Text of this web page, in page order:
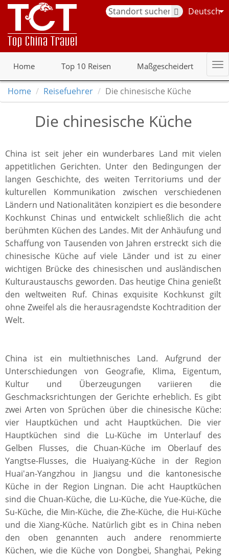
Deutsch
Home Top 10 Reisen Maßgescheidert
Home Reisefuehrer Die chinesische Küche
Die chinesische Küche
China ist seit jeher ein wunderbares Land mit vielen
appetitlichen Gerichten. Unter den Bedingungen der
langen Geschichte, des weiten Territoriums und der
kulturellen Kommunikation zwischen verschiedenen
Ländern und Nationalitäten konzipiert es die besondere
Kochkunst Chinas und entwickelt schließlich die acht
berühmten Küchen des Landes. Mit der Anhäufung und
Schaffung von Tausenden von Jahren erstreckt sich die
chinesische Küche auf viele Länder und ist zu einer
wichtigen Brücke des chinesischen und ausländischen
Kulturaustauschs geworden. Das heutige China genießt
den weltweiten Ruf. Chinas exquisite Kochkunst gilt
ohne Zweifel als die herausragendste Kochtradition der
Welt.
China ist ein multiethnisches Land. Aufgrund der
Unterschiedungen von Geografie, Klima, Eigentum,
Kultur und Überzeugungen variieren die
Geschmacksrichtungen der Gerichte erheblich. Es gibt
zwei Arten von Sprüchen über die chinesische Küche:
vier Hauptküchen und acht Hauptküchen. Die vier
Hauptküchen sind die Lu-Küche im Unterlauf des
Gelben Flusses, die Chuan-Küche im Oberlauf des
Yangtse-Flusses, die Huaiyang-Küche in der Region
Huai'an-Yangzhou in Jiangsu und die kantonesische
Küche in der Region Lingnan. Die acht Hauptküchen
sind die Chuan-Küche, die Lu-Küche, die Yue-Küche, die
Su-Küche, die Min-Küche, die Zhe-Küche, die Hui-Küche
und die Xiang-Küche. Natürlich gibt es in China neben
den oben genannten auch andere renommierte
Küchen, wie die Küche von Dongbei, Shanghai, Peking